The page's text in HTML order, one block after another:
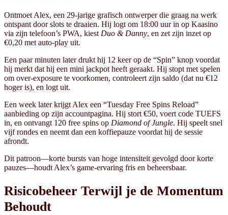
Ontmoet Alex, een 29‑jarige grafisch ontwerper die graag na werk
ontspant door slots te draaien. Hij logt om 18:00 uur in op Kaasino
via zijn telefoon’s PWA, kiest Duo & Danny, en zet zijn inzet op
€0,20 met auto‑play uit.
Een paar minuten later drukt hij 12 keer op de “Spin” knop voordat
hij merkt dat hij een mini jackpot heeft geraakt. Hij stopt met spelen
om over‑exposure te voorkomen, controleert zijn saldo (dat nu €12
hoger is), en logt uit.
Een week later krijgt Alex een “Tuesday Free Spins Reload”
aanbieding op zijn accountpagina. Hij stort €50, voert code TUEFS
in, en ontvangt 120 free spins op Diamond of Jungle. Hij speelt snel
vijf rondes en neemt dan een koffiepauze voordat hij de sessie
afrondt.
Dit patroon—korte bursts van hoge intensiteit gevolgd door korte
pauzes—houdt Alex’s game‑ervaring fris en beheersbaar.
Risicobeheer Terwijl je de Momentum
Behoudt